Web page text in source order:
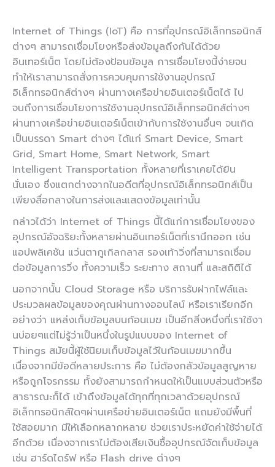
Internet of Things (IoT) คือ การที่อุปกรณ์อิเล็กทรอนิกส์
ต่างๆ สามารถเชื่อมโยงหรือส่งข้อมูลถึงกันได้ด้วย
อินเทอร์เน็ต โดยไม่ต้องป้อนข้อมูล การเชื่อมโยงนี้ง่ายจน
ทำให้เราสามารถสั่งการควบคุมการใช้งานอุปกรณ์
อิเล็กทรอนิกส์ต่างๆ ผ่านทางเครือข่ายอินเตอร์เน็ตได้ ไป
จนถึงการเชื่อมโยงการใช้งานอุปกรณ์อิเล็กทรอนิกส์ต่างๆ
ผ่านทางเครือข่ายอินเตอร์เน็ตเข้ากับการใช้งานอื่นๆ จนเกิด
เป็นบรรดา Smart ต่างๆ ได้แก่ Smart Device, Smart
Grid, Smart Home, Smart Network, Smart
Intelligent Transportation ทั้งหลายที่เราเคยได้ยิน
นั่นเอง ซึ่งแตกต่างจากในอดีตที่อุปกรณ์อิเล็กทรอนิกส์เป็น
เพียงสื่อกลางในการส่งและแสดงข้อมูลเท่านั้น
กล่าวได้ว่า Internet of Things นี้ได้แก่การเชื่อมโยงของ
อุปกรณ์อัจฉริยะทั้งหลายผ่านอินเทอร์เน็ตที่เรานึกออก เช่น
แอปพลิเคชัน แว่นตากูเกิลกลาส รองเท้าวิ่งที่สามารถเชื่อม
ต่อข้อมูลการวิ่ง ทั้งความเร็ว ระยะทาง สถานที่ และสถิติได้
นอกจากนั้น Cloud Storage หรือ บริการรับฝากไฟล์และ
ประมวลผลข้อมูลของคุณผ่านทางออนไลน์ หรือเราเรียกอีก
อย่างว่า แหล่งเก็บข้อมูลบนก้อนเมฆ เป็นอีกสิ่งหนึ่งที่เราใช้งา
นบ่อยๆแต่ไม่รู้ว่าเป็นหนึ่งในรูปแบบของ Internet of
Things สมัยนี้ผู้ใช้นิยมเก็บข้อมูลไว้ในก้อนเมฆมากขึ้น
เนื่องจากมีข้อดีหลายประการ คือ ไม่ต้องกลัวข้อมูลสูญหาย
หรือถูกโจรกรรม ทั้งยังสามารถกำหนดให้เป็นแบบส่วนตัวหรือ
สาธารณะก็ได้ เข้าถึงข้อมูลได้ทุกที่ทุกเวลาด้วยอุปกรณ์
อิเล็กทรอนิกส์ใดๆผ่านเครือข่ายอินเตอร์เน็ต แถมยังมีพื้นที่
ใช้สอยมาก มีให้เลือกหลากหลาย ช่วยเราประหยัดค่าใช้จ่ายได้
อีกด้วย เนื่องจากเราไม่ต้องเสียเงินซื้ออุปกรณ์จัดเก็บข้อมูล
เช่น ฮาร์ดไดร์ฟ หรือ Flash drive ต่างๆ